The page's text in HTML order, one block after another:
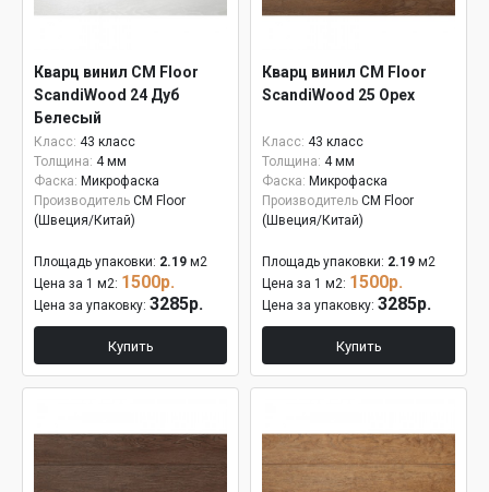
Кварц винил CM Floor
ScandiWood 24 Дуб
Белесый
Класс: 43 класс
Толщина: 4 мм
Фаска: Микрофаска
Производитель CM Floor
(Швеция/Китай)
Площадь упаковки: 2.19 м2
Цена за 1 м2: 1500р.
Цена за упаковку: 3285р.
Купить
Кварц винил CM Floor
ScandiWood 25 Орех
Класс: 43 класс
Толщина: 4 мм
Фаска: Микрофаска
Производитель CM Floor
(Швеция/Китай)
Площадь упаковки: 2.19 м2
Цена за 1 м2: 1500р.
Цена за упаковку: 3285р.
Купить